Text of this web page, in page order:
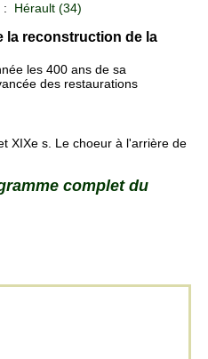
: Hérault (34)
la reconstruction de la
les 400 ans de sa
des restaurations
XIXe s. Le choeur à l'arrière de
complet du